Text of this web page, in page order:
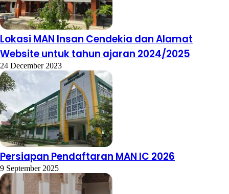
Lokasi MAN Insan Cendekia dan Alamat
Website untuk tahun ajaran 2024/2025
24 December 2023
Persiapan Pendaftaran MAN IC 2026
9 September 2025